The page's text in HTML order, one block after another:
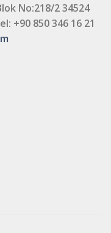
No:218/2 34524
+90 850 346 16 21